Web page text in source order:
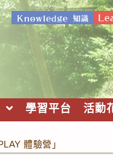
學習平台 活動
體驗營」